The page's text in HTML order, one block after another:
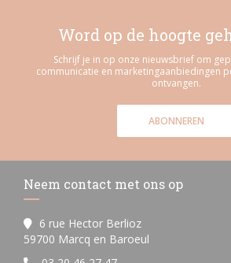
Word op de hoogte
Schrijf je in op onze nieuwsbrief om
communicatie en marketingaanbiedingen
ontvangen.
ABONNEREN
Neem contact met ons op
6 rue Hector Berlioz
59700 Marcq en Baroeul